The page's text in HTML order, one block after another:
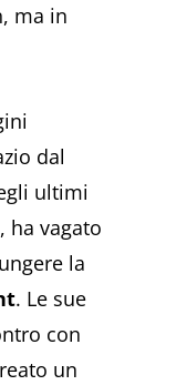
ma in
dal
ultimi
ha vagato
la
. Le sue
con
un